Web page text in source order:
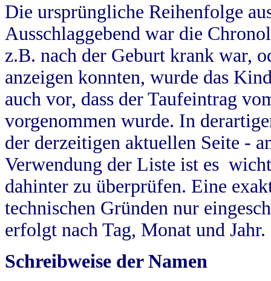
Die ursprüngliche Reihenfolge
Ausschlaggebend war die
z.B. nach der Geburt krank war,
anzeigen konnten, wurde das
auch vor, dass der Taufeintrag
vorgenommen wurde. In
der derzeitigen aktuellen Seite -
Verwendung der Liste ist es
dahinter zu überprüfen. Eine
technischen Gründen nur
erfolgt nach Tag, Monat und Jahr.
Schreibweise der Namen